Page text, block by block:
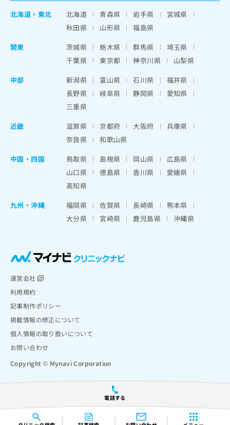
電話する
北海道 ・ 東北 北海道 青森県 岩手県
宮城県
秋田県
山形県
福島県
関東
茨城県 栃木県 群馬県
埼玉県
千葉県
東京都 神奈川県
山梨県
中部
新潟県 富山県 石川県
福井県
長野県
岐阜県 静岡県
愛知県
三重県
近畿
滋賀県 京都府 大阪府
兵庫県
奈良県
和歌山県
中国・四国
鳥取県 島根県 岡山県
広島県
山口県
徳島県 香川県
愛媛県
高知県
九州・沖縄
福岡県 佐賀県 長崎県
熊本県
大分県
宮崎県 鹿児島県 沖縄県
運営会社
利用規約
記事制作ポリシー
掲載情報の修正について
個人情報の取り扱いについて
お問い合わせ
Copyright © Mynavi Corporation